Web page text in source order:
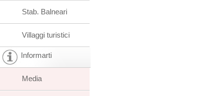
Stab. Balneari
Villaggi turistici
Informarti
Media